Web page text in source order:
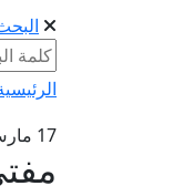
17 مارس 2025 م